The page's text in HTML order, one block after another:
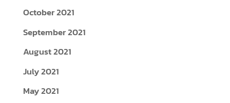
October 2021
September 2021
August 2021
July 2021
May 2021